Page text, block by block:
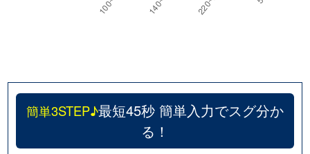
簡単3STEP♪最短45秒 簡単入力でスグ分か
る！